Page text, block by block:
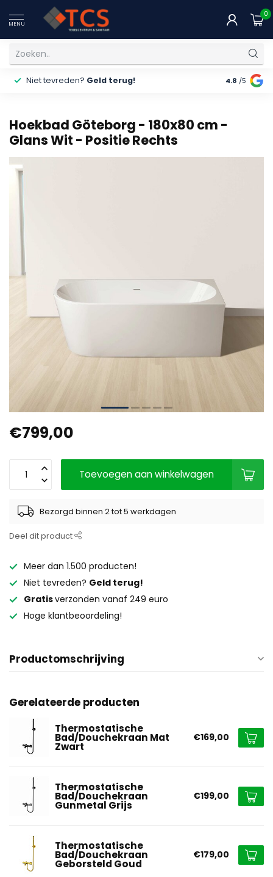
MENU
0
Niet tevreden? Geld terug! Gratis
4.8 /5
Hoekbad Göteborg - 180x80 cm -
Glans Wit - Positie Rechts
€799,00
Toevoegen aan winkelwagen
Bezorgd binnen 2 tot 5 werkdagen
Deel dit product
Meer dan 1.500 producten!
Niet tevreden? Geld terug!
Gratisverzonden vanaf 249 euro
Hoge klantbeoordeling!
Productomschrijving
Gerelateerde producten
Thermostatische
Bad/Douchekraan Mat
Zwart
€169,00
Thermostatische
Bad/Douchekraan
Gunmetal Grijs
€199,00
Thermostatische
Bad/Douchekraan
Geborsteld Goud
€179,00